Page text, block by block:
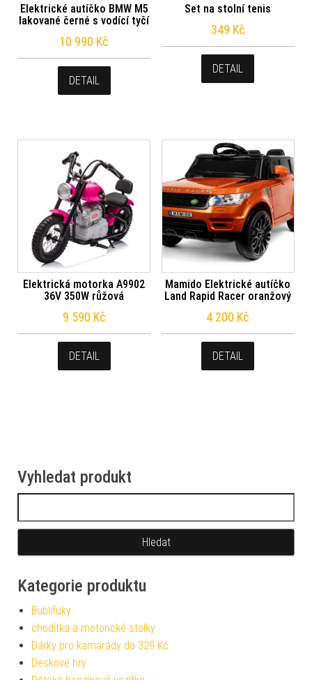
Elektrické autíčko BMW M5
lakované černé s vodící tyčí
10 990 Kč
DETAIL
Set na stolní tenis
349 Kč
DETAIL
Elektrická motorka A9902
36V 350W růžová
9 590 Kč
DETAIL
Mamido Elektrické autíčko
Land Rapid Racer oranžový
4 200 Kč
DETAIL
Vyhledat produkt
Kategorie produktu
Bublifuky
chodítka a motorické stolky
Dárky pro kamarády do 329 Kč
Deskové hry